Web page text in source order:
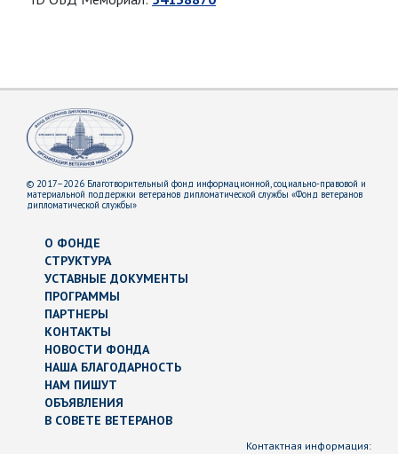
© 2017–2026 Благотворительный фонд информационной, социально-правовой и
материальной поддержки ветеранов дипломатической службы «Фонд ветеранов
дипломатической службы»
О ФОНДЕ
СТРУКТУРА
УСТАВНЫЕ ДОКУМЕНТЫ
ПРОГРАММЫ
ПАРТНЕРЫ
КОНТАКТЫ
НОВОСТИ ФОНДА
НАША БЛАГОДАРНОСТЬ
НАМ ПИШУТ
ОБЪЯВЛЕНИЯ
В СОВЕТЕ ВЕТЕРАНОВ
Контактная информация: